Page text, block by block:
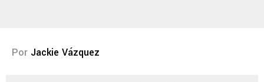
Por Jackie Vázquez